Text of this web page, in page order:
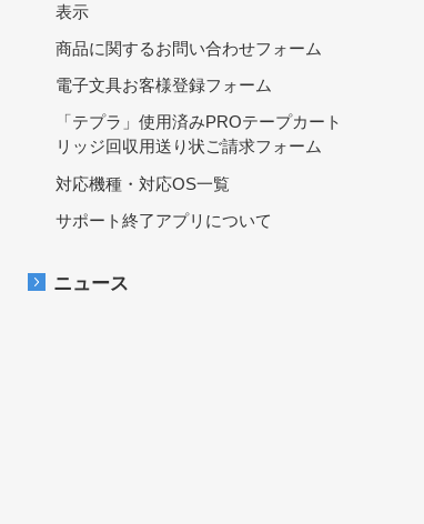
表示
商品に関するお問い合わせフォーム
電子文具お客様登録フォーム
「テプラ」使用済みPROテープカート
リッジ回収用送り状ご請求フォーム
対応機種・対応OS一覧
サポート終了アプリについて
ニュース